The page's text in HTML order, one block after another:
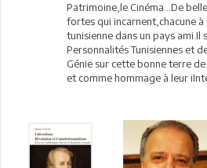
Patrimoine,le Cinéma...De
fortes qui incarnent,chacune
tunisienne dans un pays
Personnalités Tunisiennes et
Génie sur cette bonne terre
et comme hommage à leur